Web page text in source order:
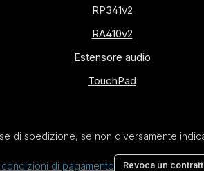
RP341v2
RA410v2
Estensore audio
TouchPad
di spedizione, se non diversamente
di pagamento Revoca un